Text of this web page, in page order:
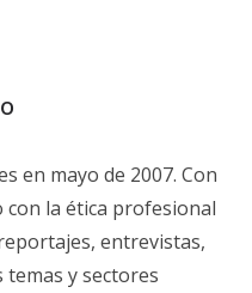
en mayo de 2007. Con
la ética profesional
entrevistas,
y sectores